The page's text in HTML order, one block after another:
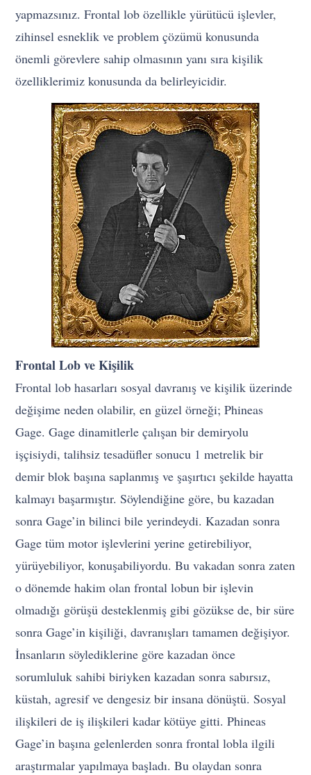
yapmazsınız. Frontal lob özellikle yürütücü işlevler,
zihinsel esneklik ve problem çözümü konusunda
önemli görevlere sahip olmasının yanı sıra kişilik
özelliklerimiz konusunda da belirleyicidir.
Frontal Lob ve Kişilik
Frontal lob hasarları sosyal davranış ve kişilik üzerinde
değişime neden olabilir, en güzel örneği; Phineas
Gage. Gage dinamitlerle çalışan bir demiryolu
işçisiydi, talihsiz tesadüfler sonucu 1 metrelik bir
demir blok başına saplanmış ve şaşırtıcı şekilde hayatta
kalmayı başarmıştır. Söylendiğine göre, bu kazadan
sonra Gage’in bilinci bile yerindeydi. Kazadan sonra
Gage tüm motor işlevlerini yerine getirebiliyor,
yürüyebiliyor, konuşabiliyordu. Bu vakadan sonra zaten
o dönemde hakim olan frontal lobun bir işlevin
olmadığı görüşü desteklenmiş gibi gözükse de, bir süre
sonra Gage’in kişiliği, davranışları tamamen değişiyor.
İnsanların söylediklerine göre kazadan önce
sorumluluk sahibi biriyken kazadan sonra sabırsız,
küstah, agresif ve dengesiz bir insana dönüştü. Sosyal
ilişkileri de iş ilişkileri kadar kötüye gitti. Phineas
Gage’in başına gelenlerden sonra frontal lobla ilgili
araştırmalar yapılmaya başladı. Bu olaydan sonra